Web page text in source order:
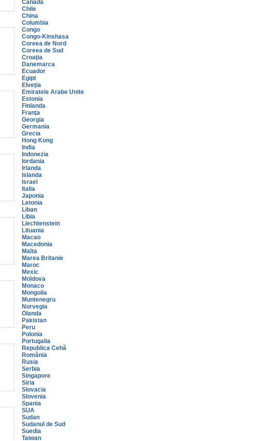
Canada
Chile
China
Columbia
Congo
Congo-Kinshasa
Coreea de Nord
Coreea de Sud
Croaţia
Danemarca
Ecuador
Egipt
Elveţia
Emiratele Arabe Unite
Estonia
Finlanda
Franţa
Georgia
Germania
Grecia
Hong Kong
India
Indonezia
Iordania
Irlanda
Islanda
Israel
Italia
Japonia
Letonia
Liban
Libia
Liechtenstein
Lituania
Macao
Macedonia
Malta
Marea Britanie
Maroc
Mexic
Moldova
Monaco
Mongolia
Muntenegru
Norvegia
Olanda
Pakistan
Peru
Polonia
Portugalia
Republica Cehă
România
Rusia
Serbia
Singapore
Siria
Slovacia
Slovenia
Spania
SUA
Sudan
Sudanul de Sud
Suedia
Taiwan